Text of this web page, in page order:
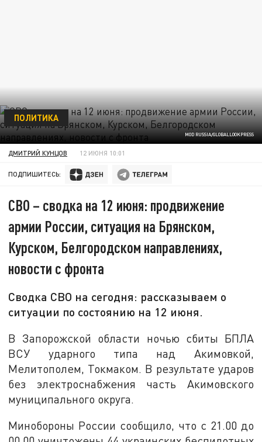
MOD RUSSIA/GLOBALLOOKPRESS
ПОЛИТИКА
ДМИТРИЙ КУНЦОВ 12 ИЮНЯ 10:01
ПОДПИШИТЕСЬ:
СВО – сводка на 12 июня: продвижение
армии России, ситуация на Брянском,
Курском, Белгородском направлениях,
новости с фронта
Сводка СВО на сегодня: рассказываем о
ситуации по состоянию на 12 июня.
В Запорожской области ночью сбиты БПЛА
ВСУ ударного типа над Акимовкой,
Мелитополем, Токмаком. В результате ударов
без электроснабжения часть Акимовского
муниципального округа.
Минобороны России сообщило, что с 21.00 до